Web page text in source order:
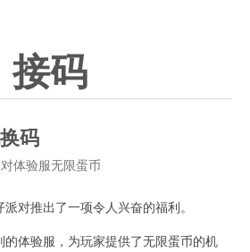
接码
码
体验服无限蛋币
推出了一项令人兴奋的福利。
体验服，为玩家提供了无限蛋币的机